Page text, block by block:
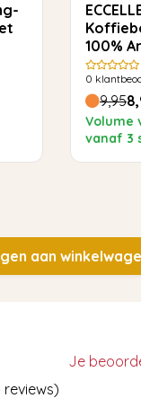
100%
& Rond
0
9,95
Volume
vanaf 3
aan
Je